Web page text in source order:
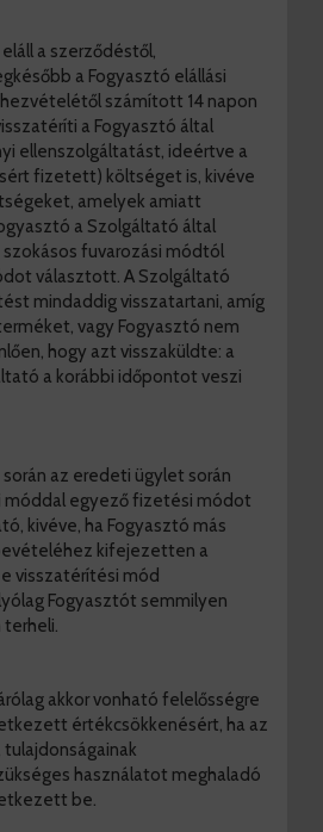
eláll a szerződéstől,
a Fogyasztó elállási
számított 14 napon
a Fogyasztó által
ellenszolgáltatást, ideértve a
fizetett) költséget is, kivéve
amelyek amiatt
a Szolgáltató által
fuvarozási módtól
választott. A Szolgáltató
mindaddig visszatartani, amíg
vagy Fogyasztó nem
hogy azt visszaküldte: a
a korábbi időpontot veszi
során az eredeti ügylet során
egyező fizetési módot
kivéve, ha Fogyasztó más
kifejezetten a
visszatérítési mód
Fogyasztót semmilyen
akkor vonható felelősségre
értékcsökkenésért, ha az
használatot meghaladó
be.